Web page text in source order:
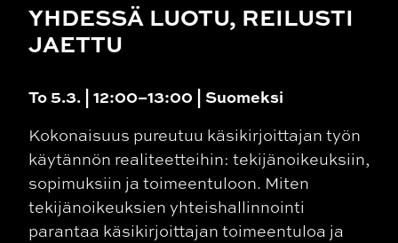
YHDESSÄ LUOTU, REILUSTI
JAETTU
To 5.3. | 12:00–13:00 | Suomeksi
Kokonaisuus pureutuu käsikirjoittajan työn
käytännön realiteetteihin: tekijänoikeuksiin,
sopimuksiin ja toimeentuloon. Miten
tekijänoikeuksien yhteishallinnointi
parantaa käsikirjoittajan toimeentuloa ja